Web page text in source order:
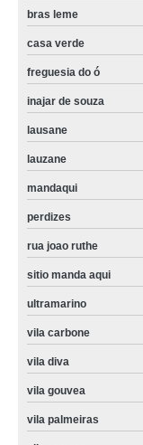
assistencia tecnica
assistencia tecnica
assistencia tecnica para
empresa de assistencia
serviço de assistencia
assistencia tecnica
assistencia tecnica
assistencia tecnica
assistencia tecnica
assistencia tecnica
assistencia tecnica
bras leme
casa verde
freguesia do ó
inajar de souza
lausane
lauzane
mandaqui
perdizes
rua joao ruthe
sitio manda aqui
ultramarino
vila carbone
vila diva
vila gouvea
vila palmeiras